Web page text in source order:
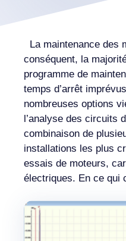
La maintenance des
conséquent, la
programme de
temps d’arrêt
nombreuses options
l’analyse des circuits
combinaison de
installations les plus
essais de moteurs,
électriques. En ce qui